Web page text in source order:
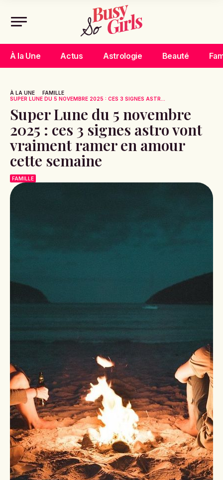
À la Une Actus Astrologie Beauté
À LA UNE
FAMILLE
SUPER LUNE DU 5 NOVEMBRE 2025 : CES 3 SIGNES ASTR...
Super Lune du 5 novembre
2025 : ces 3 signes astro vont
vraiment ramer en amour
cette semaine
FAMILLE